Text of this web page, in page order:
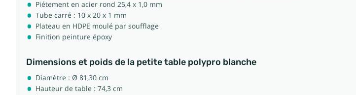
Piétement en acier rond 25,4 x 1,0 mm
Tube carré : 10 x 20 x 1 mm
Plateau en HDPE moulé par soufflage
Finition peinture époxy
Dimensions et poids de la petite table polypro blanche
Diamètre : Ø 81,30 cm
Hauteur de table : 74,3 cm